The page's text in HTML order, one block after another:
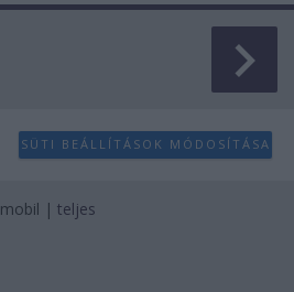
SÜTI BEÁLLÍTÁSOK MÓDOSÍTÁSA
mobil | teljes